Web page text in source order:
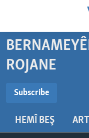
Yekser
here
naveroka
Yekser
Malpera
NÛÇE
VÎDYO GALERÎ
HERÊMÊN KURDAN
TIRKÎYE
ROJANE
Subscribe
HEMÎ BEŞ